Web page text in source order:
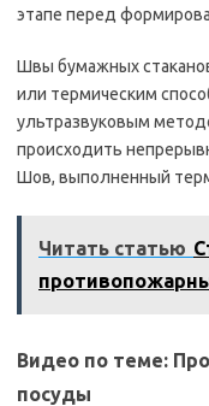
этапе перед
Швы бумажных
или термическим
ультразвуковым
происходить
Шов, выполненный
Читать статью
Видео по теме:
посуды